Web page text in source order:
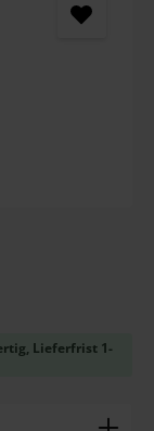
Lieferfrist 1-
Wert ein